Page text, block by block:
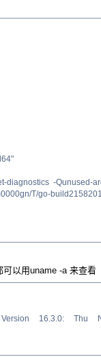
diagnostics -Qunused-
T/go-
以用uname -a 来查看
16.3.0: Thu